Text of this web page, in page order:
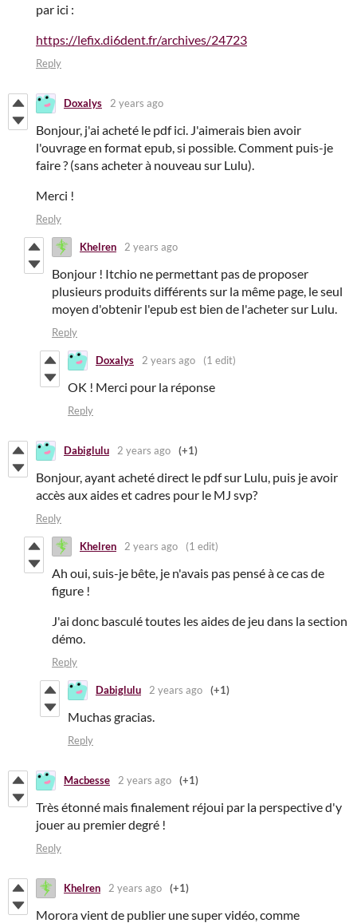
par ici :
https://lefix.di6dent.fr/archives/24723
Reply
Doxalys 2 years ago
Bonjour, j'ai acheté le pdf ici. J'aimerais bien avoir
l'ouvrage en format epub, si possible. Comment puis-je
faire ? (sans acheter à nouveau sur Lulu).
Merci !
Reply
Khelren 2 years ago
Bonjour ! Itchio ne permettant pas de proposer
plusieurs produits différents sur la même page, le seul
moyen d'obtenir l'epub est bien de l'acheter sur Lulu.
Reply
Doxalys 2 years ago (1 edit)
OK ! Merci pour la réponse
Reply
Dabiglulu 2 years ago (+1)
Bonjour, ayant acheté direct le pdf sur Lulu, puis je avoir
accès aux aides et cadres pour le MJ svp?
Reply
Khelren 2 years ago (1 edit)
Ah oui, suis-je bête, je n'avais pas pensé à ce cas de
figure !
J'ai donc basculé toutes les aides de jeu dans la section
démo.
Reply
Dabiglulu 2 years ago (+1)
Muchas gracias.
Reply
Macbesse 2 years ago (+1)
Très étonné mais finalement réjoui par la perspective d'y
jouer au premier degré !
Reply
Khelren 2 years ago (+1)
Morora vient de publier une super vidéo, comme